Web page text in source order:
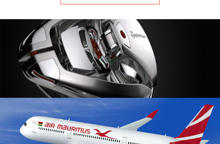
technologies sont les piliers de l’économie
actuelle de l’Île Maurice